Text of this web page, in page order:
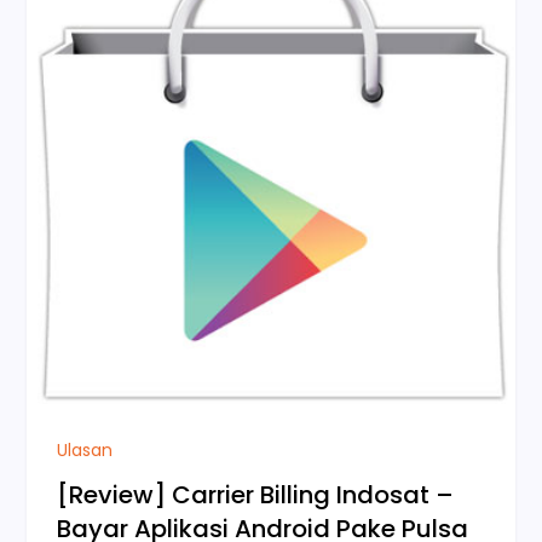
Ulasan
[Review] Carrier Billing Indosat –
Bayar Aplikasi Android Pake Pulsa